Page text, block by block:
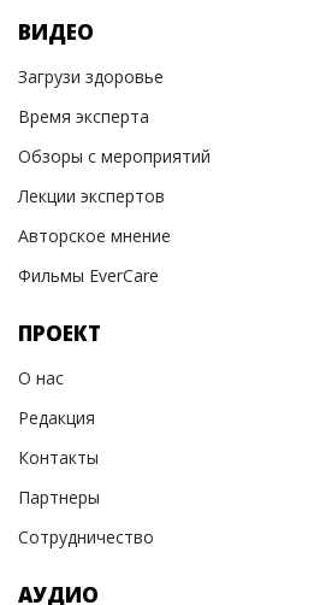
ВИДЕО
Загрузи здоровье
Время эксперта
Обзоры с мероприятий
Лекции экспертов
Авторское мнение
Фильмы EverCare
ПРОЕКТ
О нас
Редакция
Контакты
Партнеры
Сотрудничество
АУДИО